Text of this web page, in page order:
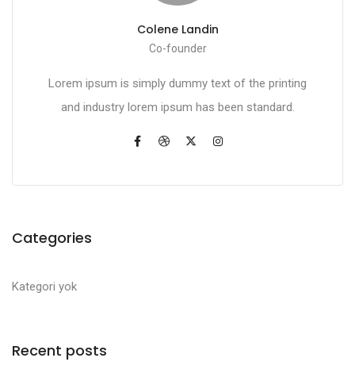
Colene Landin
Co-founder
Lorem ipsum is simply dummy text of the printing
and industry lorem ipsum has been standard.
Categories
Kategori yok
Recent posts